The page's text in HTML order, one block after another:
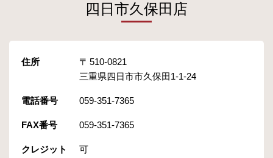
四日市久保田店
住所
510-0821
三重県四日市市久保田1-1-24
電話番号 059-351-7365
FAX番号 059-351-7365
クレジット
可